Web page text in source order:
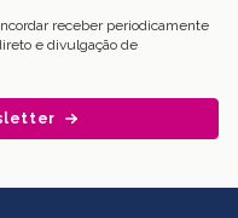
receber periodicamente
e divulgação de